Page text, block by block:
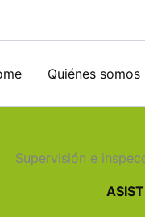
Quiénes somos
Supervisión e